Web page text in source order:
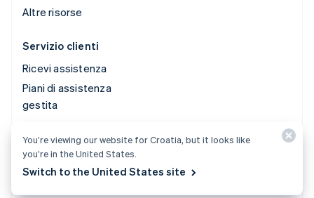
Altre risorse
Servizio clienti
Ricevi assistenza
Piani di assistenza
gestita
© 2026 Stripe, LLC
You’re viewing our website for Croatia, but it looks like
you’re in the United States.
Switch to the United States site